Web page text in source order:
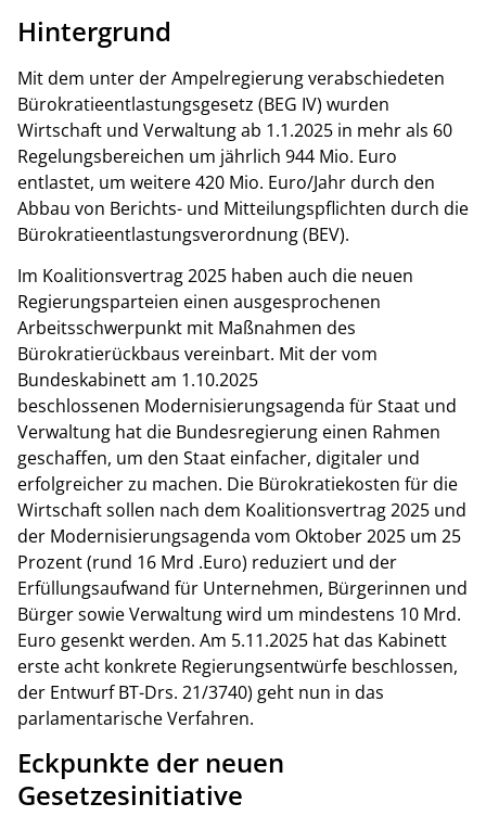
Hintergrund
Mit dem unter der Ampelregierung verabschiedeten
Bürokratieentlastungsgesetz (BEG IV) wurden
Wirtschaft und Verwaltung ab 1.1.2025 in mehr als 60
Regelungsbereichen um jährlich 944 Mio. Euro
entlastet, um weitere 420 Mio. Euro/Jahr durch den
Abbau von Berichts- und Mitteilungspflichten durch die
Bürokratieentlastungsverordnung (BEV).
Im Koalitionsvertrag 2025 haben auch die neuen
Regierungsparteien einen ausgesprochenen
Arbeitsschwerpunkt mit Maßnahmen des
Bürokratierückbaus vereinbart. Mit der vom
Bundeskabinett am 1.10.2025
beschlossenen Modernisierungsagenda für Staat und
Verwaltung hat die Bundesregierung einen Rahmen
geschaffen, um den Staat einfacher, digitaler und
erfolgreicher zu machen. Die Bürokratiekosten für die
Wirtschaft sollen nach dem Koalitionsvertrag 2025 und
der Modernisierungsagenda vom Oktober 2025 um 25
Prozent (rund 16 Mrd .Euro) reduziert und der
Erfüllungsaufwand für Unternehmen, Bürgerinnen und
Bürger sowie Verwaltung wird um mindestens 10 Mrd.
Euro gesenkt werden. Am 5.11.2025 hat das Kabinett
erste acht konkrete Regierungsentwürfe beschlossen,
der Entwurf BT-Drs. 21/3740) geht nun in das
parlamentarische Verfahren.
Eckpunkte der neuen
Gesetzesinitiative